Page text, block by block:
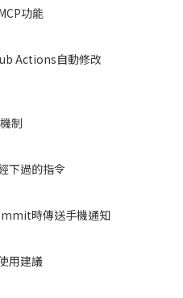
功能
Actions自動修改
制
下過的指令
時傳送手機通知
用建議